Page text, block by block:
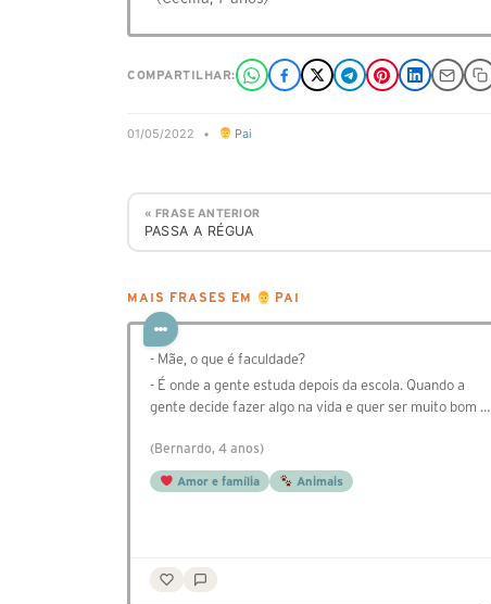
COMPARTILHAR:
01/05/2022 • Pai
« FRASE ANTERIOR
PASSA A RÉGUA
MAIS FRASES EM PAI
- Mãe, o que é faculdade?
- É onde a gente estuda depois da escola. Quando a
gente decide fazer algo na vida e quer ser muito bom …
(Bernardo, 4 anos)
Amor e família Animais